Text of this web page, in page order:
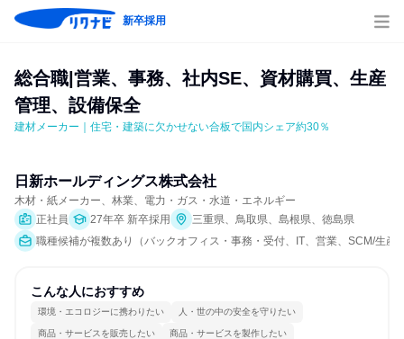
新卒採用
総合職|営業、事務、社内SE、資材購買、生産
管理、設備保全
建材メーカー｜住宅・建築に欠かせない合板で国内シェア約30％
日新ホールディングス株式会社
木材・紙メーカー、林業、電力・ガス・水道・エネルギー
正社員
27年卒 新卒採用
三重県、鳥取県、島根県、徳島県
職種候補が複数あり（バックオフィス・事務・受付、IT、営業、SCM/生
こんな人におすすめ
環境・エコロジーに携わりたい 人・世の中の安全を守りたい
商品・サービスを販売したい 商品・サービスを製作したい